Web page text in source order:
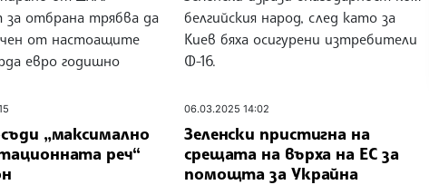
отбрана трябва да
от настоащите
евро годишно
белгийския народ, след като за
Киев бяха осигурени изтребители
Ф-16.
„максимално
реч“
06.03.2025 14:02
Зеленски пристигна на
срещата на върха на ЕС за
помощта за Украйна